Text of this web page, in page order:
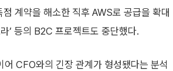
계약을 해소한 직후 AWS로 공급을 확대
’ 등의 B2C 프로젝트도 중단했다.
CFO와의 긴장 관계가 형성됐다는 분석